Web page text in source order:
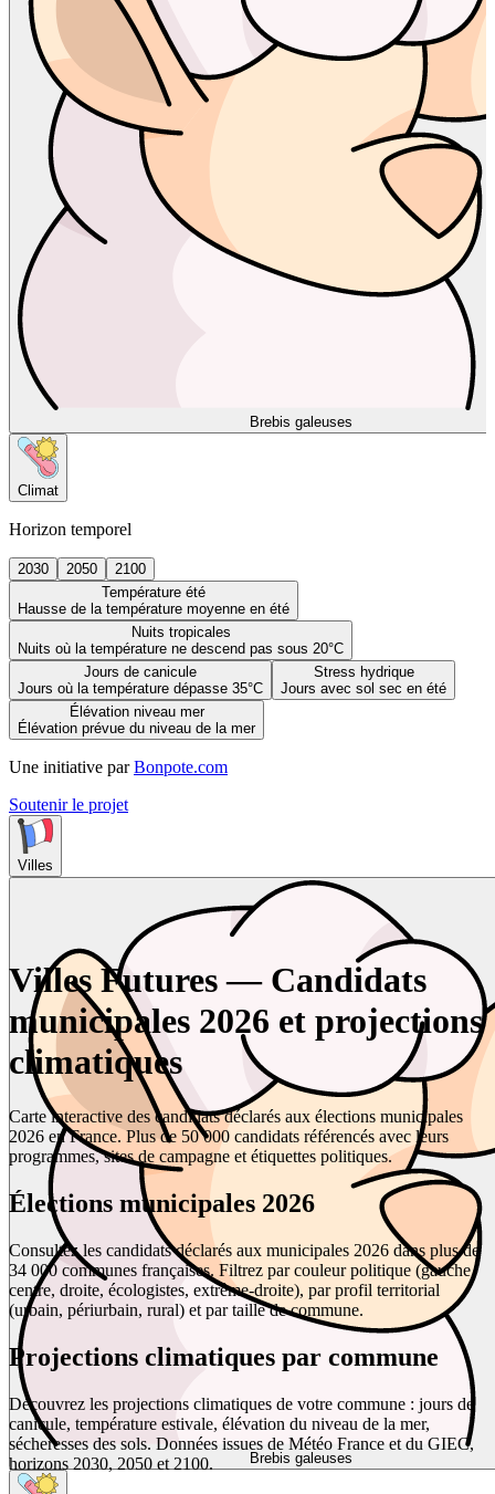
Brebis galeuses
Climat
Horizon temporel
2030 2050
2100
Température été
Hausse de la température moyenne en été
Nuits tropicales
Nuits où la température ne descend pas sous 20°C
Jours de canicule
Jours où la température dépasse 35°C
Stress hydrique
Jours avec sol sec en été
Élévation niveau mer
Élévation prévue du niveau de la mer
Une initiative par Bonpote.com
Soutenir le projet
Villes
Brebis galeuses
Villes Futures — Candidats
municipales 2026 et projections
climatiques
Carte interactive des candidats déclarés aux élections municipales
2026 en France. Plus de 50 000 candidats référencés avec leurs
programmes, sites de campagne et étiquettes politiques.
Élections municipales 2026
Consultez les candidats déclarés aux municipales 2026 dans plus de
34 000 communes françaises. Filtrez par couleur politique (gauche,
centre, droite, écologistes, extrême-droite), par profil territorial
(urbain, périurbain, rural) et par taille de commune.
Projections climatiques par commune
Découvrez les projections climatiques de votre commune : jours de
canicule, température estivale, élévation du niveau de la mer,
sécheresses des sols. Données issues de Météo France et du GIEC,
horizons 2030, 2050 et 2100.